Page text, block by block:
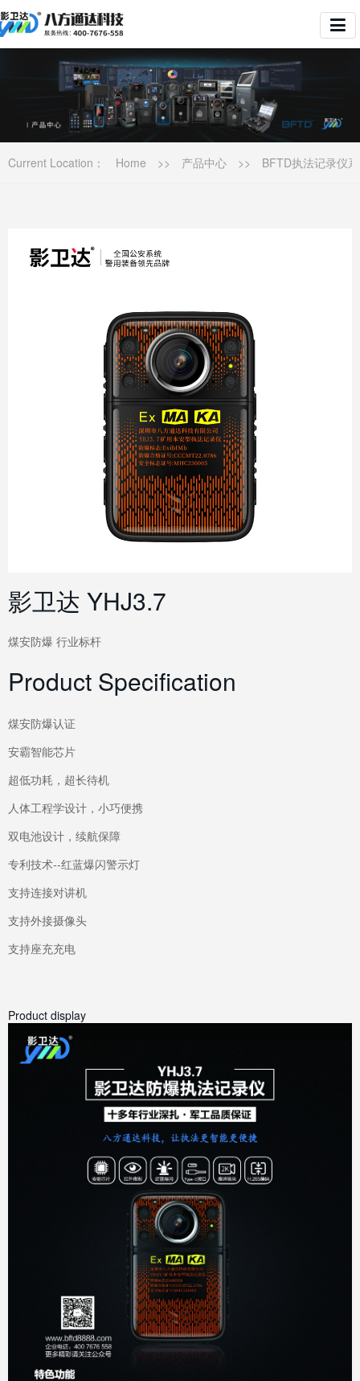
Current Location： Home >> 产品中心 >> BFTD执法记录仪
影卫达 YHJ3.7
煤安防爆 行业标杆
Product Specification
煤安防爆认证
安霸智能芯片
超低功耗，超长待机
人体工程学设计，小巧便携
双电池设计，续航保障
专利技术--红蓝爆闪警示灯
支持连接对讲机
支持外接摄像头
支持座充充电
Product display